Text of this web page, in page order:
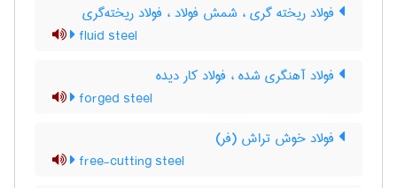
فولاد ریخته گری ، شمش فولاد ، فولاد ریخته‌گری
fluid steel
فولاد آهنگری شده ، فولاد کار دیده
forged steel
فولاد خوش تراش (فر)
free-cutting steel